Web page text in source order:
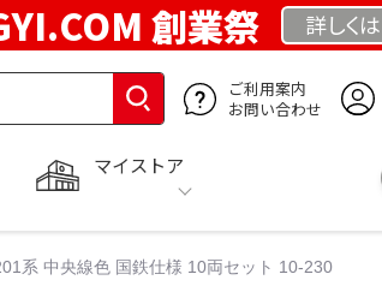
創業祭 詳しくは
ご利用案内
お問い合わせ
マイストア
系 中央線色 国鉄仕様 10両セット 10-230